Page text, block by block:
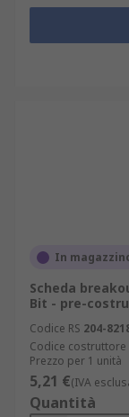
In
Scheda
Bit - pre-
Codice RS 204-
Codice costruttore
Prezzo per 1 unità
5,21 €(IVA
Quantità